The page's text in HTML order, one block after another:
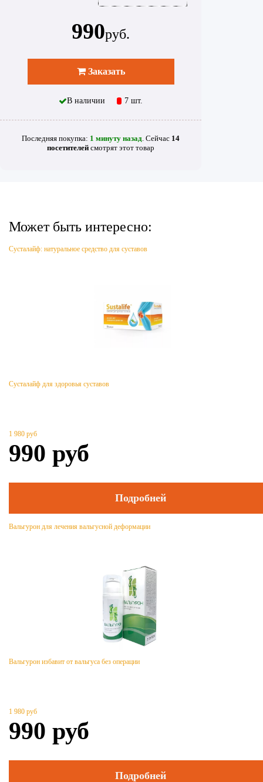
990руб.
Заказать
В наличии 7 шт.
Последняя покупка: 1 минуту назад. Сейчас 14
посетителей смотрят этот товар
Может быть интересно:
Сусталайф: натуральное средство для суставов
Сусталайф для здоровья суставов
1 980 руб
990 руб
Подробней
Вальгурон для лечения вальгусной деформации
Вальгурон избавит от вальгуса без операции
1 980 руб
990 руб
Подробней